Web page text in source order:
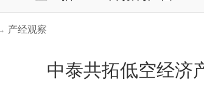
产经观察
中泰共拓低空经济